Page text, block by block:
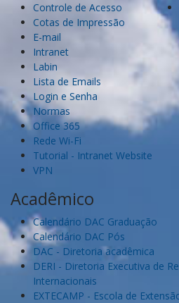
Controle de Acesso
Cotas de Impressão
E-mail
Intranet
Labin
Lista de Emails
Login e Senha
Normas
Office 365
Rede Wi-Fi
Tutorial - Intranet Website
VPN
Acadêmico
Calendário DAC Graduação
Calendário DAC Pós
DAC - Diretoria acadêmica
DERI - Diretoria Executiva de
Internacionais
EXTECAMP - Escola de